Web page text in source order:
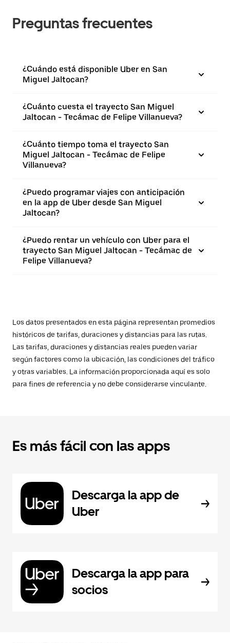
Preguntas frecuentes
¿Cuándo está disponible Uber en San
Miguel Jaltocan?
¿Cuánto cuesta el trayecto San Miguel
Jaltocan - Tecámac de Felipe Villanueva?
¿Cuánto tiempo toma el trayecto San
Miguel Jaltocan - Tecámac de Felipe
Villanueva?
¿Puedo programar viajes con anticipación
en la app de Uber desde San Miguel
Jaltocan?
¿Puedo rentar un vehículo con Uber para el
trayecto San Miguel Jaltocan - Tecámac de
Felipe Villanueva?
Los datos presentados en esta página representan promedios
históricos de tarifas, duraciones y distancias para las rutas.
Las tarifas, duraciones y distancias reales pueden variar
según factores como la ubicación, las condiciones del tráfico
y otras variables. La información proporcionada aquí es solo
para fines de referencia y no debe considerarse vinculante.
Es más fácil con las apps
Descarga la app de
Uber
Descarga la app para
socios